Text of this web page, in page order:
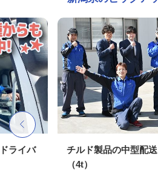
ライバ
チルド製品の中型配
（4t）